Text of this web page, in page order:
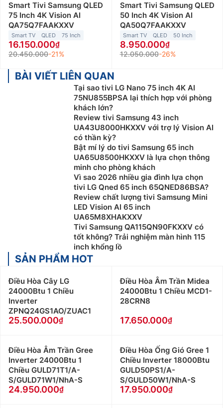
Smart Tivi Samsung QLED
75 Inch 4K Vision AI
QA75Q7FAAKXXV
Smart TV QLED 75 Inch
16.150.000
20.450.000-21%
Smart Tivi Samsung QLED
50 Inch 4K Vision AI
QA50Q7FAAKXXV
Smart TV QLED 50 Inch
8.950.000
12.050.000-26%
BÀI VIẾT LIÊN QUAN
Tại sao tivi LG Nano 75 inch 4K AI
75NU855BPSA lại thích hợp với phòng
khách lớn?
Review tivi Samsung 43 inch
UA43U8000HKXXV với trợ lý Vision AI
có thần kỳ?
Bật mí lý do tivi Samsung 65 inch
UA65U8500HKXXV là lựa chọn thông
minh cho phòng khách
Vì sao 2026 nhiều gia đình lựa chọn
tivi LG Qned 65 inch 65QNED86BSA?
Review chất lượng tivi Samsung Mini
LED Vision AI 65 inch
UA65M8XHAKXXV
Tivi Samsung QA115QN90FKXXV có
tốt không? Trải nghiệm màn hình 115
inch khổng lồ
SẢN PHẨM HOT
Điều Hòa Cây LG
24000Btu 1 Chiều
Inverter
ZPNQ24GS1AO/ZUAC1
25.500.000
Điều Hòa Âm Trần Midea
24000Btu 1 Chiều MCD1-
28CRN8
17.650.000
Điều Hòa Âm Trần Gree
Inverter 24000Btu 1
Chiều GULD71T1/A-
S/GULD71W1/NhA-S
24.950.000
Điều Hòa Ống Gió Gree 1
Chiều Inverter 18000Btu
GULD50PS1/A-
S/GULD50W1/NhA-S
17.950.000